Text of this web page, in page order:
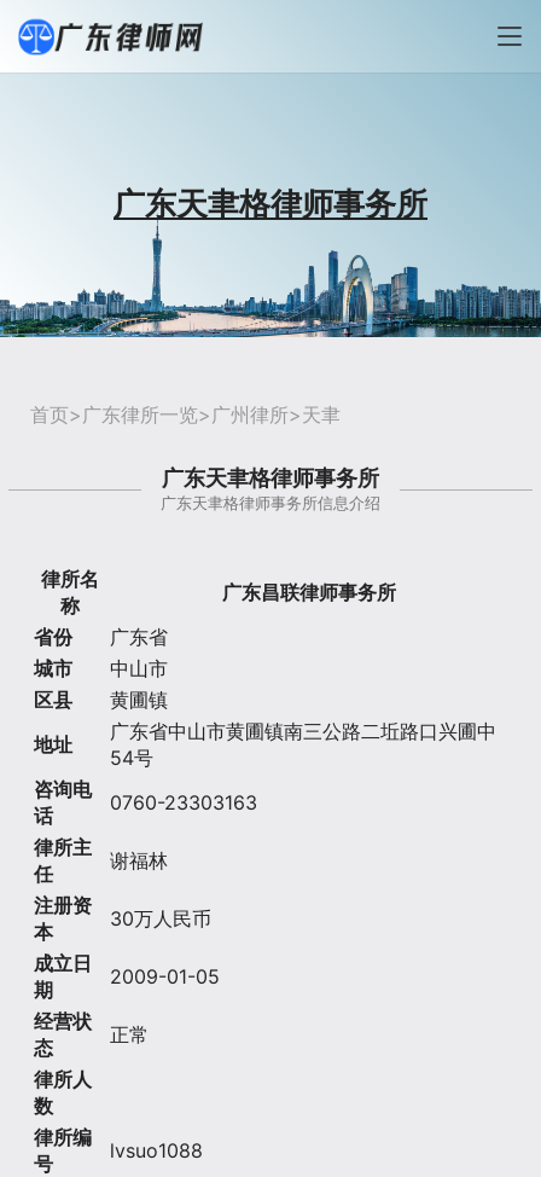
广东天聿格律师事务所
首页> 广东律所一览> 广州律所>天聿
广东天聿格律师事务所
广东天聿格律师事务所信息介绍
律所名
称
广东昌联律师事务所
省份
广东省
城市
中山市
区县
黄圃镇
地址
广东省中山市黄圃镇南三公路二坵路口兴圃中
54号
咨询电
话
0760-23303163
律所主
任
谢福林
注册资
本
30万人民币
成立日
期
2009-01-05
经营状
态
正常
律所人
数
律所编
号
lvsuo1088